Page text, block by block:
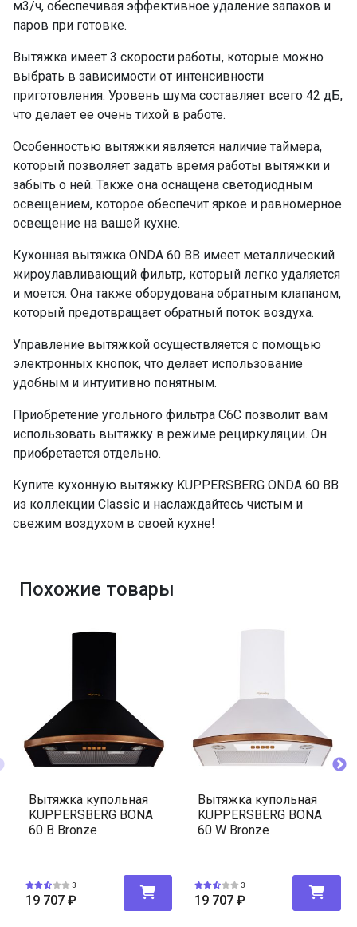
м3/ч, обеспечивая эффективное удаление запахов и
паров при готовке.
Вытяжка имеет 3 скорости работы, которые можно
выбрать в зависимости от интенсивности
приготовления. Уровень шума составляет всего 42 дБ,
что делает ее очень тихой в работе.
Особенностью вытяжки является наличие таймера,
который позволяет задать время работы вытяжки и
забыть о ней. Также она оснащена светодиодным
освещением, которое обеспечит яркое и равномерное
освещение на вашей кухне.
Кухонная вытяжка ONDA 60 BB имеет металлический
жироулавливающий фильтр, который легко удаляется
и моется. Она также оборудована обратным клапаном,
который предотвращает обратный поток воздуха.
Управление вытяжкой осуществляется с помощью
электронных кнопок, что делает использование
удобным и интуитивно понятным.
Приобретение угольного фильтра С6С позволит вам
использовать вытяжку в режиме рециркуляции. Он
приобретается отдельно.
Купите кухонную вытяжку KUPPERSBERG ONDA 60 BB
из коллекции Classic и наслаждайтесь чистым и
свежим воздухом в своей кухне!
Похожие товары
Вытяжка купольная
KUPPERSBERG BONA
60 B Bronze
3
19 707 ₽
Вытяжка купольная
KUPPERSBERG BONA
60 W Bronze
3
19 707 ₽